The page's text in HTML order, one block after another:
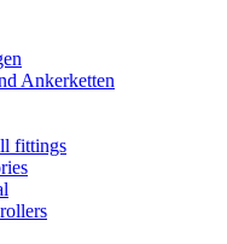
Ankerketten
fittings